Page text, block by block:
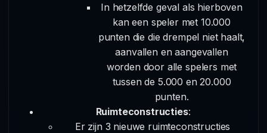
In hetzelfde geval als hierboven
kan een speler met 10.000
punten die die drempel niet haalt,
aanvallen en aangevallen
worden door alle spelers met
tussen de 5.000 en 20.000
punten.
Ruimteconstructies:
Er zijn 3 nieuwe ruimteconstructies